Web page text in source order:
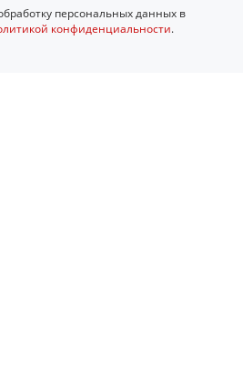
персональных данных в
конфиденциальности.